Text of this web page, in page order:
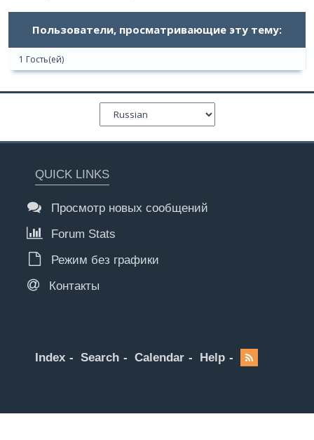
Пользователи, просматривающие эту тему:
1 Гость(ей)
QUICK LINKS
Просмотр новых сообщений
Forum Stats
Режим без графики
Контакты
Index Search Calendar Help